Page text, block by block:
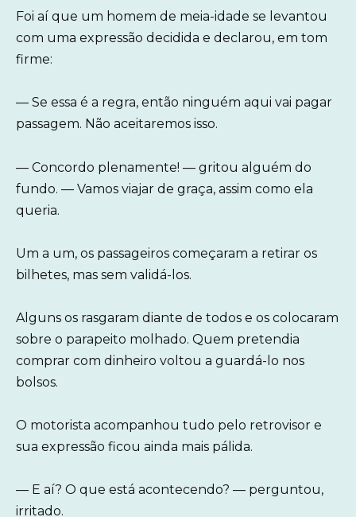
Foi aí que um homem de meia-idade se levantou
com uma expressão decidida e declarou, em tom
firme:
— Se essa é a regra, então ninguém aqui vai pagar
passagem. Não aceitaremos isso.
— Concordo plenamente! — gritou alguém do
fundo. — Vamos viajar de graça, assim como ela
queria.
Um a um, os passageiros começaram a retirar os
bilhetes, mas sem validá-los.
Alguns os rasgaram diante de todos e os colocaram
sobre o parapeito molhado. Quem pretendia
comprar com dinheiro voltou a guardá-lo nos
bolsos.
O motorista acompanhou tudo pelo retrovisor e
sua expressão ficou ainda mais pálida.
— E aí? O que está acontecendo? — perguntou,
irritado.